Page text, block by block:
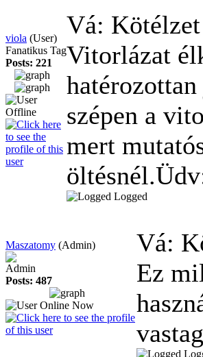
viola (User)
Fanatikus Tag
Posts: 221
Vá:
Vitorlázat
szépen a
mert
Logged
Maszatomy (Admin)
Admin
Posts: 487
Vá:
Ez